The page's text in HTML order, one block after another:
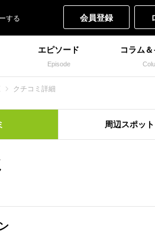
会員登録
エピソード
Episode
コラム
クチコミ詳細
周辺 スポット